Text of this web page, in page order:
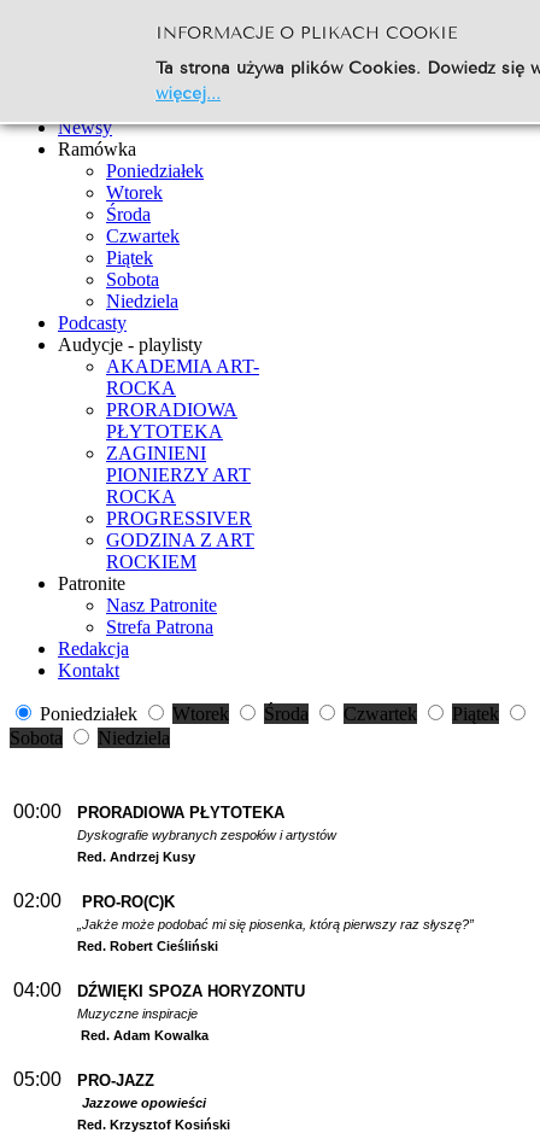
Go
Strona Główna
Newsy
Ramówka
Poniedziałek
Wtorek
Środa
Czwartek
Piątek
Sobota
Niedziela
Podcasty
Audycje - playlisty
AKADEMIA ART-
ROCKA
PRORADIOWA
PŁYTOTEKA
ZAGINIENI
PIONIERZY ART
ROCKA
PROGRESSIVER
GODZINA Z ART
ROCKIEM
Patronite
Nasz Patronite
Strefa Patrona
Redakcja
Kontakt
Poniedziałek Wtorek Środa Czwartek
Piątek
Sobota
Niedziela
00:00 PRORADIOWA PŁYTOTEKA
Dyskografie wybranych zespołów i artystów
Red. Andrzej Kusy
02:00 PRO-RO(C)K
„Jakże może podobać mi się piosenka, którą pierwszy raz słyszę?”
Red. Robert Cieśliński
04:00 DŹWIĘKI SPOZA HORYZONTU
Muzyczne inspiracje
Red. Adam Kowalka
05:00 PRO-JAZZ
Jazzowe opowieści
Red. Krzysztof Kosiński
INFORMACJE O PLIKACH COOKIE
Ta strona używa plików Cookies. Dowiedz
więcej...